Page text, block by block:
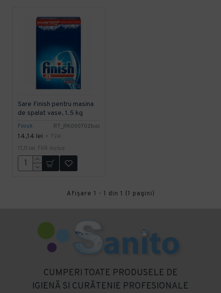
Finish RT_RK000702buc
Sare Finish pentru masina
de spalat vase, 1.5 kg
14,14 lei + TVA
17,11 lei TVA inclus
Afişare 1 - 1 din 1 (1 pagini)
CUMPERI TOATE PRODUSELE DE
IGIENĂ SI CURĂTENIE PROFESIONALE